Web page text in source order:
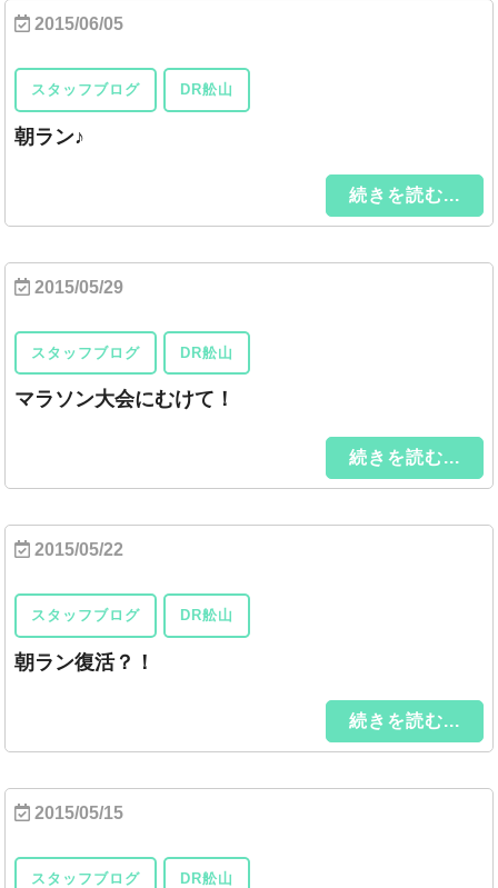
2015/06/05
スタッフブログ DR舩山
朝ラン♪
続きを読む...
2015/05/29
スタッフブログ DR舩山
マラソン大会にむけて！
続きを読む...
2015/05/22
スタッフブログ DR舩山
朝ラン復活？！
続きを読む...
2015/05/15
スタッフブログ DR舩山